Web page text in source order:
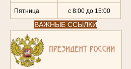
Пятница с 8:00 до 15:00
ВАЖНЫЕ ССЫЛКИ